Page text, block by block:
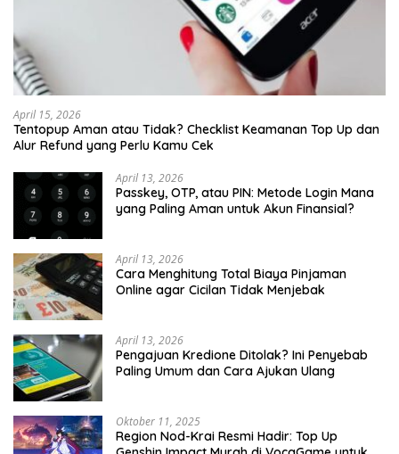
April 15, 2026
Tentopup Aman atau Tidak? Checklist Keamanan Top Up dan
Alur Refund yang Perlu Kamu Cek
April 13, 2026
Passkey, OTP, atau PIN: Metode Login Mana
yang Paling Aman untuk Akun Finansial?
April 13, 2026
Cara Menghitung Total Biaya Pinjaman
Online agar Cicilan Tidak Menjebak
April 13, 2026
Pengajuan Kredione Ditolak? Ini Penyebab
Paling Umum dan Cara Ajukan Ulang
Oktober 11, 2025
Region Nod-Krai Resmi Hadir: Top Up